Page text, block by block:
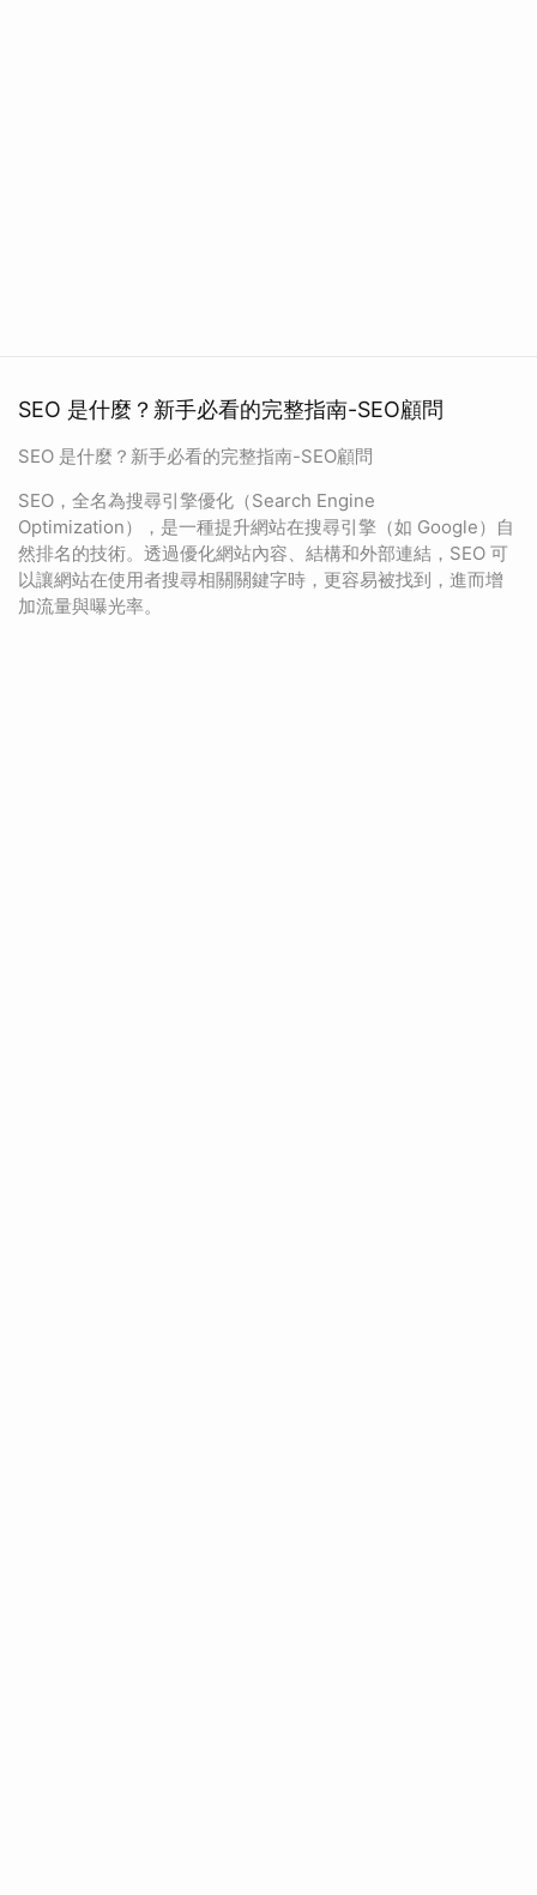
SEO 是什麼？新手必看的完整指南-SEO顧問
SEO 是什麼？新手必看的完整指南-SEO顧問
SEO，全名為搜尋引擎優化（Search Engine
Optimization），是一種提升網站在搜尋引擎（如 Google）自
然排名的技術。透過優化網站內容、結構和外部連結，SEO 可
以讓網站在使用者搜尋相關關鍵字時，更容易被找到，進而增
加流量與曝光率。